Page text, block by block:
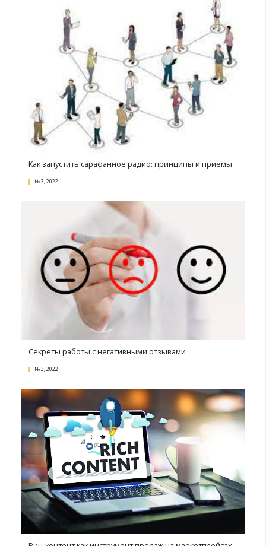
Event-маркетинг: преимущества и недостатки
№ 1, 2023
Коэффициент конверсии: что это и как его
№ 1, 2023